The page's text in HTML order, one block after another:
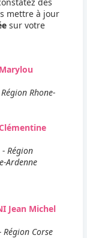
mettre à jour
sur votre
Rhone-
Clémentine
Région
Ardenne
Jean Michel
Région Corse